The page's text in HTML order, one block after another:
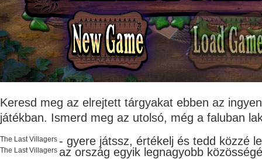
Keresd meg az elrejtett tárgyakat ebben az
játékban. Ismerd meg az utolsó, még a faluban
The Last Villagers - gyere játssz, értékelj és tedd közzé
az ország egyik legnagyobb
The Last Villagers